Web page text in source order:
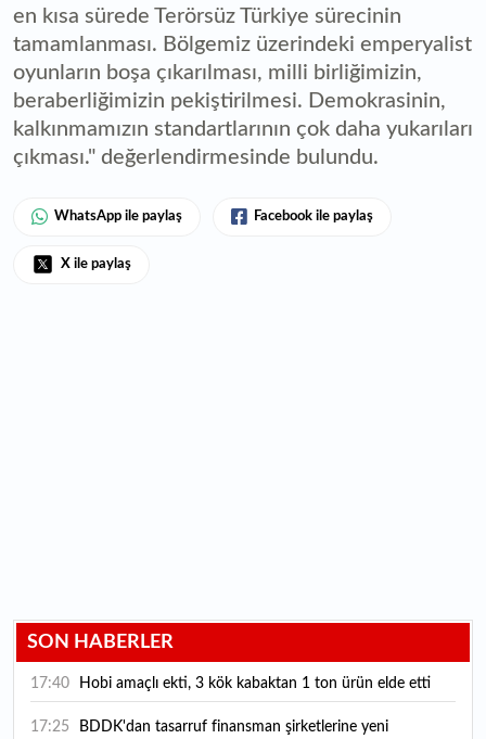
en kısa sürede Terörsüz Türkiye sürecinin
tamamlanması. Bölgemiz üzerindeki emperyalist
oyunların boşa çıkarılması, milli birliğimizin,
beraberliğimizin pekiştirilmesi. Demokrasinin,
kalkınmamızın standartlarının çok daha yukarıları
çıkması." değerlendirmesinde bulundu.
WhatsApp ile paylaş Facebook ile paylaş
X ile paylaş
SON HABERLER
17:40 Hobi amaçlı ekti, 3 kök kabaktan 1 ton ürün elde etti
17:25